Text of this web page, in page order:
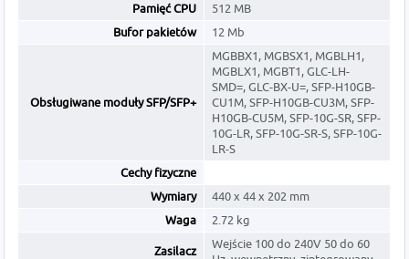
Pamięć CPU
512 MB
Bufor pakietów
12 Mb
Obsługiwane moduły SFP/SFP+
MGBBX1, MGBSX1, MGBLH1,
MGBLX1, MGBT1, GLC-LH-
SMD=, GLC-BX-U=, SFP-H10GB-
CU1M, SFP-H10GB-CU3M, SFP-
H10GB-CU5M, SFP-10G-SR, SFP-
10G-LR, SFP-10G-SR-S, SFP-10G-
LR-S
Cechy fizyczne
Wymiary
440 x 44 x 202 mm
Waga
2.72 kg
Zasilacz
Wejście 100 do 240V 50 do 60